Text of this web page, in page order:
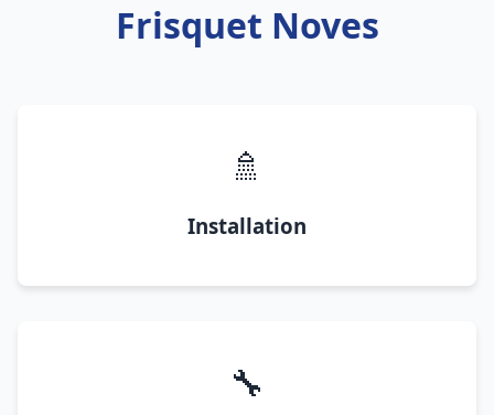
Frisquet Noves
🚿
Installation
🔧